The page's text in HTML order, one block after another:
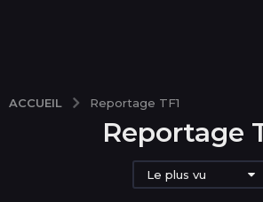
ACCUEIL Reportage TF1
Reportage
Le plus vu